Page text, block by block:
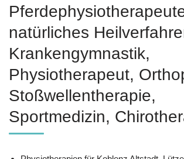
natürliches
Krankengymnastik,
Physiotherapeut,
Stoßwellentherapie,
Sportmedizin,